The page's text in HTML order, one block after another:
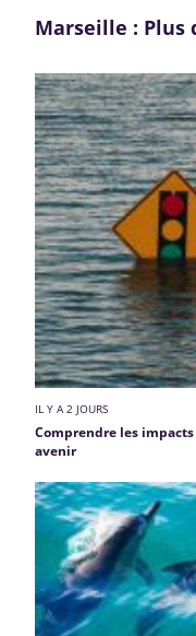
Marseille : Plus
IL Y A 2 JOURS
Comprendre les
avenir